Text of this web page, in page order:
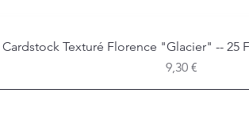
Aperçu rapide
Cardstock Texturé Florence "Glacier" -- 25
Prix
9,30 €